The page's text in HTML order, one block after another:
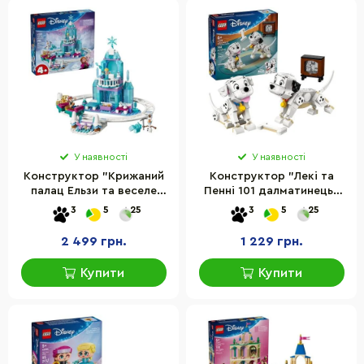
У наявності
Конструктор "Крижаний
палац Ельзи та веселе
катання на санчатах"
LEGO 43281, 216 деталейї
3 5 25
2 499 грн.
Купити
У наявності
Конструктор "Лекі та
Пенні 101 далматинець"
LEGO 43271, 268 деталей
3 5 25
1 229 грн.
Купити